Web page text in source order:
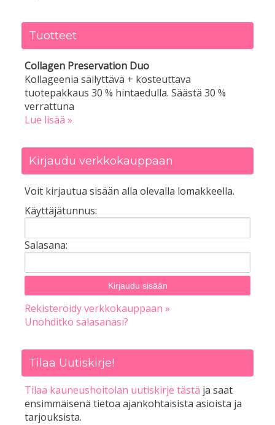
Tuotteet
Collagen Preservation Duo
Kollageenia säilyttävä + kosteuttava
tuotepakkaus 30 % hintaedulla. Säästä 30 %
verrattuna
Lue lisää »
Kirjaudu verkkokauppaan
Voit kirjautua sisään alla olevalla lomakkeella.
Käyttäjätunnus:
Salasana:
Rekisteröidy verkkokauppaan »
Unohditko salasanasi?
Tilaa Uutiskirje!
Tilaa kauneushoitolan uutiskirje tästä ja saat
ensimmäisenä tietoa ajankohtaisista asioista ja
tarjouksista.